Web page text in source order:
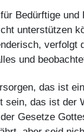
Bedürftige und
unterstützen
verfolgt
und
das ist
sein, das ist der
Gesetze